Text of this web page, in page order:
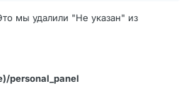
мы удалили "Не указан" из
personal_panel